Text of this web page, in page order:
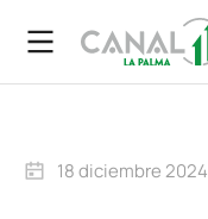
18 diciembre 2024